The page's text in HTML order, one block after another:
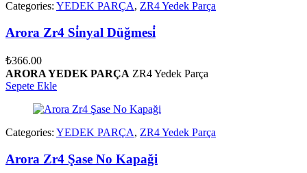
Categories: YEDEK PARÇA, ZR4 Yedek Parça
Arora Zr4 Si̇nyal Düğmesi̇
₺366.00
ARORA YEDEK PARÇA ZR4 Yedek Parça
Sepete Ekle
Categories: YEDEK PARÇA, ZR4 Yedek Parça
Arora Zr4 Şase No Kapaği